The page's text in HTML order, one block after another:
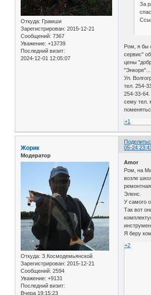
Откуда: Грамши
Зарегистрирован: 2015-12-21
Сообщений: 7367
Уважение: +13739
Последний визит:
2024-12-01 12:05:07
За
Ром, я бы
сервис"
цены
"Энкоре"...
Ул.
тел. 254-
254-33-
сему тел.
+1
05-24
Жорик
Модератор
Откуда: З.Космодемьянской
Зарегистрирован: 2015-12-21
Сообщений: 2594
Уважение: +9131
Последний визит:
Вчера 19:15:23
Amor
Ром, на
возле
Эленс.
У самого
Так вот
Я беру
+2